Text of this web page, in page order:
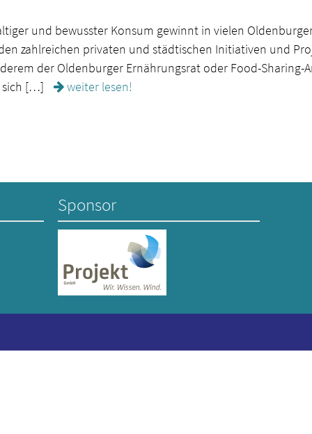
und bewusster Konsum gewinnt in vielen
zahlreichen privaten und städtischen Initiativen und
der Oldenburger Ernährungsrat oder Food-Sharing-
sich […]
weiter lesen!
Sponsor